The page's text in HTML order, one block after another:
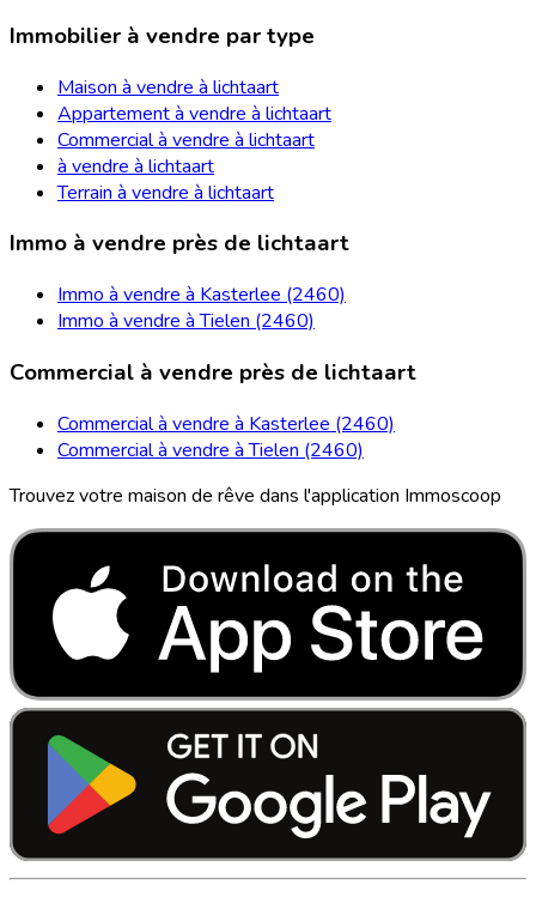
Immobilier à vendre par type
Maison à vendre à lichtaart
Appartement à vendre à lichtaart
Commercial à vendre à lichtaart
à vendre à lichtaart
Terrain à vendre à lichtaart
Immo à vendre près de lichtaart
Immo à vendre à Kasterlee (2460)
Immo à vendre à Tielen (2460)
Commercial à vendre près de lichtaart
Commercial à vendre à Kasterlee (2460)
Commercial à vendre à Tielen (2460)
Trouvez votre maison de rêve dans l'application Immoscoop